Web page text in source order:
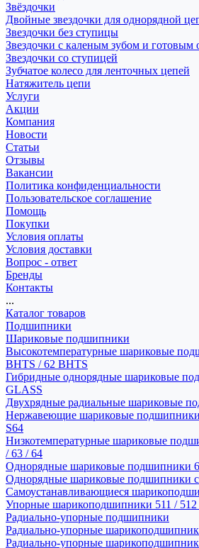
Звёздочки
Двойные звездочки для однорядной
Звездочки без ступицы
Звездочки с каленым зубом и готовым
Звездочки со ступицей
Зубчатое колесо для ленточных цепей
Натяжитель цепи
Услуги
Акции
Компания
Новости
Статьи
Отзывы
Вакансии
Политика конфиденциальности
Пользовательское соглашение
Помощь
Покупки
Условия оплаты
Условия доставки
Вопрос - ответ
Бренды
Контакты
...
Каталог товаров
Подшипники
Шариковые подшипники
Высокотемпературные шариковые
BHTS / 62 BHTS
Гибридные однорядные шариковые
GLASS
Двухрядные радиальные шариковые
Нержавеющие шариковые подшипники
S64
Низкотемпературные шариковые
/ 63 / 64
Однорядные шариковые подшипники
Однорядные шариковые подшипники
Самоустанавливающиеся
Упорные шарикоподшипники 511 / 512
Радиально-упорные подшипники
Радиально-упорные
Радиально-упорные